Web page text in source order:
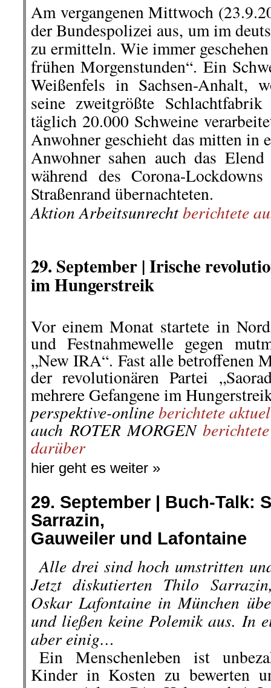
Am vergangenen Mittwoch
der Bundespolizei aus, um im
zu ermitteln. Wie immer
frühen Morgenstunden“. Ein
Weißenfels in Sachsen-Anhalt,
seine zweitgrößte
täglich 20.000 Schweine
Anwohner geschieht das mitten in
Anwohner sahen auch das
während des Corona-
Straßenrand übernachteten.
Aktion Arbeitsunrechtberichtete
29. September |Irische
im Hungerstreik
Vor einem Monat startete in
und Festnahmewelle gegen
„New IRA“. Fast alle betroffenen
der revolutionären Partei
mehrere Gefangene im
perspektive-onlineberichtete
auch ROTER MORGEN
darüber
hier geht es weiter »
29. September | Buch-Talk:
Sarrazin,
Gauweiler und Lafontaine
Alle drei sind hoch umstritten
Jetzt diskutierten Thilo
Oskar Lafontaine in München
und ließen keine Polemik aus. In
aber einig…
Ein Menschenleben ist
Kinder in Kosten zu bewerten